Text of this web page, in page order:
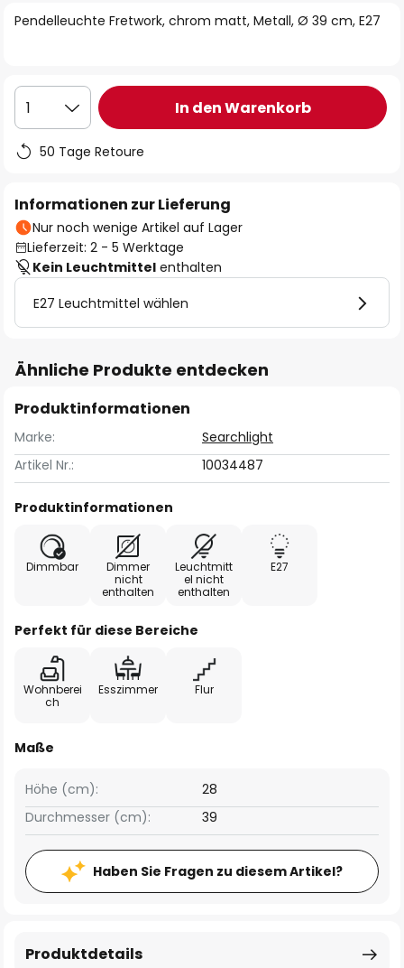
Pendelleuchte Fretwork, chrom matt, Metall, Ø 39 cm, E27
1 In den Warenkorb
50 Tage Retoure
Informationen zur Lieferung
Nur noch wenige Artikel auf Lager
Lieferzeit: 2 - 5 Werktage
Kein Leuchtmittel enthalten
E27 Leuchtmittel wählen
Ähnliche Produkte entdecken
Produktinformationen
Marke:
Searchlight
Artikel Nr.:
10034487
Produktinformationen
Dimmbar
Dimmer
nicht
enthalten
Leuchtmitt
el nicht
enthalten
E27
Perfekt für diese Bereiche
Wohnberei
ch
Esszimmer Flur
Maße
Höhe (cm):
28
Durchmesser (cm):
39
Haben Sie Fragen zu diesem Artikel?
Produktdetails